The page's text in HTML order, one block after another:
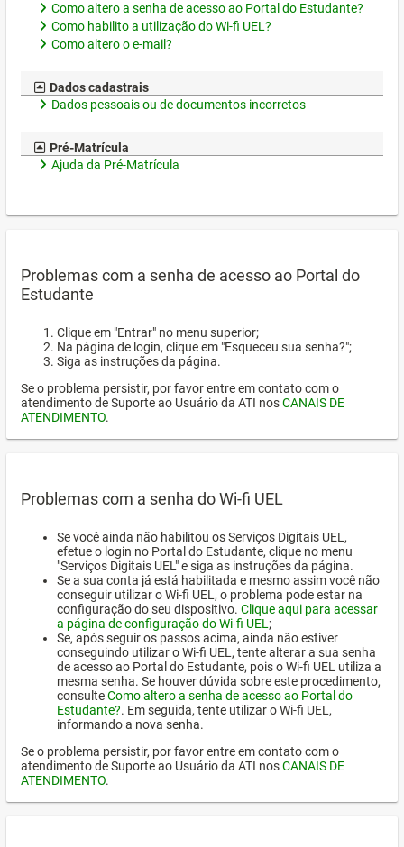
Como altero a senha de acesso ao Portal do Estudante?
Como habilito a utilização do Wi-fi UEL?
Como altero o e-mail?
Dados cadastrais
Dados pessoais ou de documentos incorretos
Pré-Matrícula
Ajuda da Pré-Matrícula
Problemas com a senha de acesso ao Portal do
Estudante
Clique em "Entrar" no menu superior;
Na página de login, clique em "Esqueceu sua senha?";
Siga as instruções da página.
Se o problema persistir, por favor entre em contato com o
atendimento de Suporte ao Usuário da ATI nosCANAIS DE
ATENDIMENTO.
Problemas com a senha do Wi-fi UEL
Se você ainda não habilitou os Serviços Digitais UEL,
efetue o login no Portal do Estudante, clique no menu
"Serviços Digitais UEL" e siga as instruções da página.
Se a sua conta já está habilitada e mesmo assim você não
conseguir utilizar o Wi-fi UEL, o problema pode estar na
configuração do seu dispositivo. Clique aqui para acessar
a página de configuração do Wi-fi UEL ;
Se, após seguir os passos acima, ainda não estiver
conseguindo utilizar o Wi-fi UEL, tente alterar a sua senha
de acesso ao Portal do Estudante, pois o Wi-fi UEL utiliza a
mesma senha. Se houver dúvida sobre este procedimento,
consulteComo altero a senha de acesso ao Portal do
Estudante?. Em seguida, tente utilizar o Wi-fi UEL,
informando a nova senha.
Se o problema persistir, por favor entre em contato com o
atendimento de Suporte ao Usuário da ATI nosCANAIS DE
ATENDIMENTO.